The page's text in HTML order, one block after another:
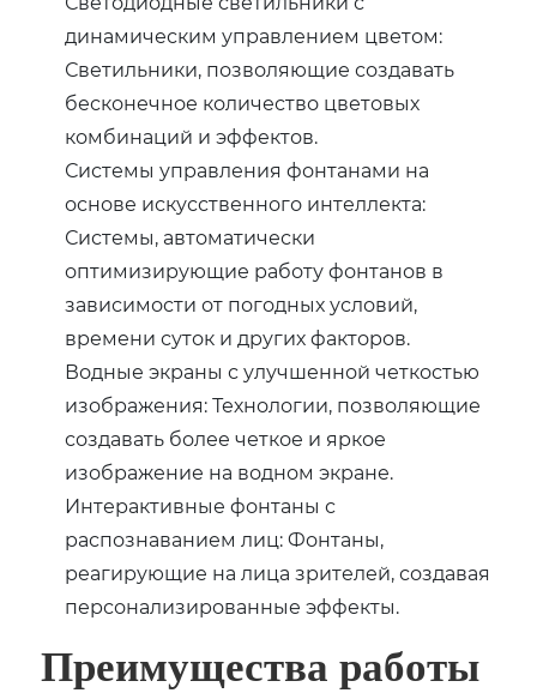
динамическим управлением цветом:
Светильники, позволяющие создавать
бесконечное количество цветовых
комбинаций и эффектов.
Системы управления фонтанами на
основе искусственного интеллекта:
Системы, автоматически
оптимизирующие работу фонтанов в
зависимости от погодных условий,
времени суток и других факторов.
Водные экраны с улучшенной четкостью
изображения: Технологии, позволяющие
создавать более четкое и яркое
изображение на водном экране.
Интерактивные фонтаны с
распознаванием лиц: Фонтаны,
реагирующие на лица зрителей, создавая
персонализированные эффекты.
Преимущества работы